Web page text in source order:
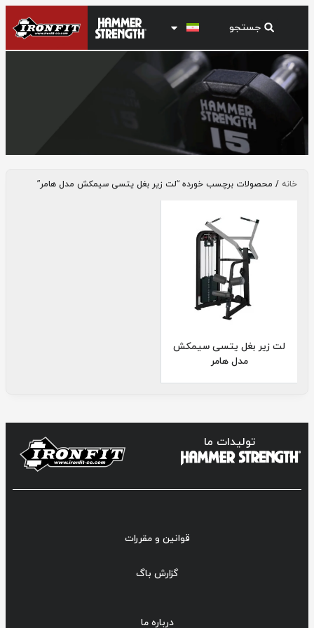
لت زیر بغل یتسی سیمکش مدل هامرخانه / محصولات برچسب خورده “لت زیر بغل یتسی سیمکش مدل هامر”
لت زیر بغل یتسی سیمکش
مدل هامر
تولیدات ما
قوانین و مقررات
گزارش باگ
درباره ما